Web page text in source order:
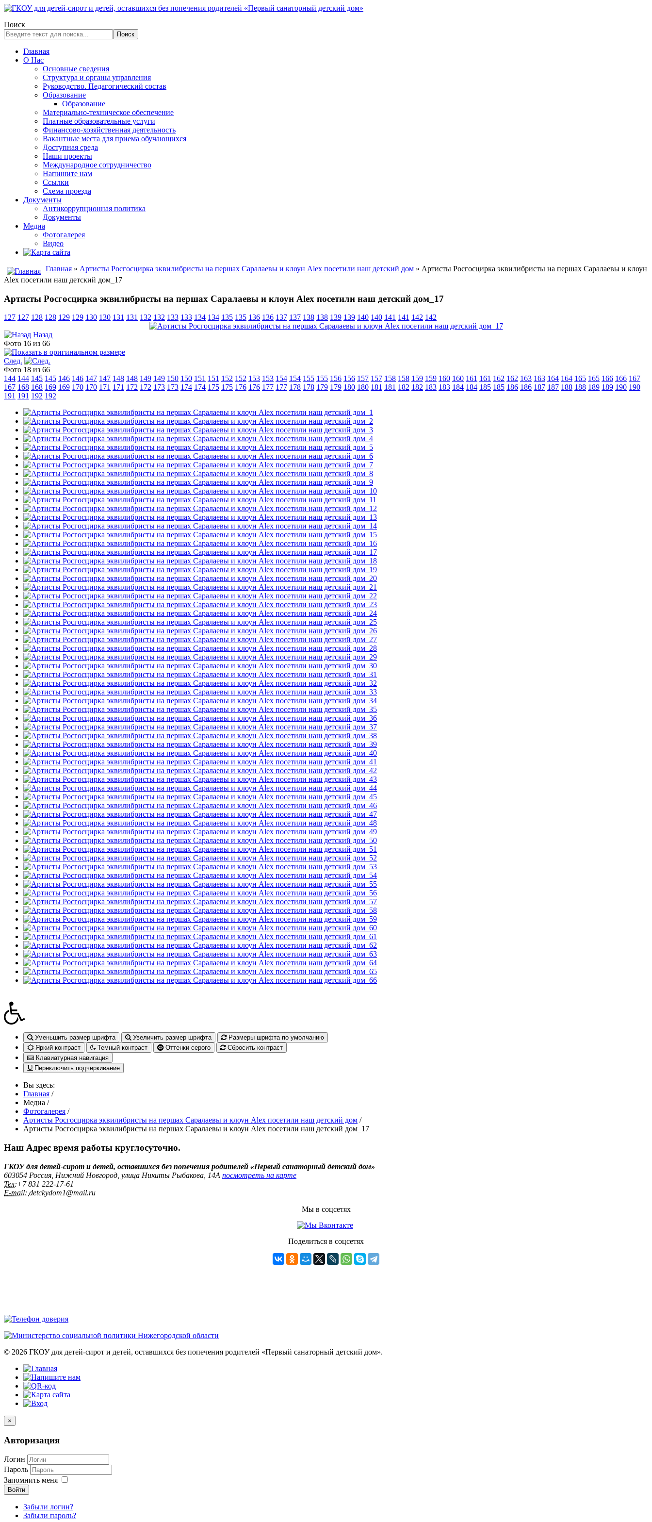
Поиск
Поиск
Главная
О Нас
Основные сведения
Структура и органы управления
Руководство. Педагогический состав
Образование
Образование
Материально-техническое обеспечение
Платные образовательные услуги
Финансово-хозяйственная деятельность
Вакантные места для приема обучающихся
Доступная среда
Наши проекты
Международное сотрудничество
Напишите нам
Ссылки
Схема проезда
Документы
Антикоррупционная политика
Документы
Медиа
Фотогалерея
Видео
Главная » Артисты Росгосцирка эквилибристы на першах Саралаевы и клоун Alex посетили наш детский дом » Артисты Росгосцирка эквилибристы на першах Саралаевы и клоун
Alex посетили наш детский дом_17
Артисты Росгосцирка эквилибристы на першах Саралаевы и клоун Alex посетили наш детский дом_17
127 127 128 128 129 129 130 130 131 131 132 132 133 133 134 134 135 135 136 136 137 137 138 138 139 139 140 140 141 141 142 142
Назад
Фото 16 из 66
След.
Фото 18 из 66
144 144 145 145 146 146 147 147 148 148 149 149 150 150 151 151 152 152 153 153 154 154 155 155 156 156 157 157 158 158 159 159 160 160 161 161 162 162 163 163 164 164 165 165 166 166 167
167 168 168 169 169 170 170 171 171 172 172 173 173 174 174 175 175 176 176 177 177 178 178 179 179 180 180 181 181 182 182 183 183 184 184 185 185 186 186 187 187 188 188 189 189 190 190
191 191 192 192
Уменьшить размер шрифта Увеличить размер шрифта
Размеры шрифта по умолчанию
Яркий контраст
Темный контраст Оттенки серого
Сбросить контраст
Клавиатурная навигация
Переключить подчеркивание
Вы здесь:
Главная /
Медиа /
Фотогалерея /
Артисты Росгосцирка эквилибристы на першах Саралаевы и клоун Alex посетили наш детский дом /
Артисты Росгосцирка эквилибристы на першах Саралаевы и клоун Alex посетили наш детский дом_17
Наш Адрес время работы круглосуточно.
ГКОУ для детей-сирот и детей, оставшихся без попечения родителей «Первый санаторный детский дом»
603054 Россия, Нижний Новгород, улица Никиты Рыбакова, 14А посмотреть на карте
Тел:+7 831 222‑17-61
E-mail: detckydom1@mail.ru
Мы в соцсетях
Поделиться в соцсетях
© 2026 ГКОУ для детей-сирот и детей, оставшихся без попечения родителей «Первый санаторный детский дом».
×
Авторизация
Логин
Пароль
Запомнить меня
Войти
Забыли логин?
Забыли пароль?